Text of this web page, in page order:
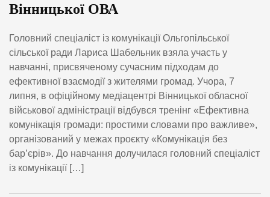
Вінницької ОВА
Головний спеціаліст із комунікації Ольгопільської
сільської ради Лариса Шабельник взяла участь у
навчанні, присвяченому сучасним підходам до
ефективної взаємодії з жителями громад. Учора, 7
липня, в офіційному медіацентрі Вінницької обласної
військової адміністрації відбувся тренінг «Ефективна
комунікація громади: простими словами про важливе»,
організований у межах проєкту «Комунікація без
бар’єрів». До навчання долучилася головний спеціаліст
із комунікації […]